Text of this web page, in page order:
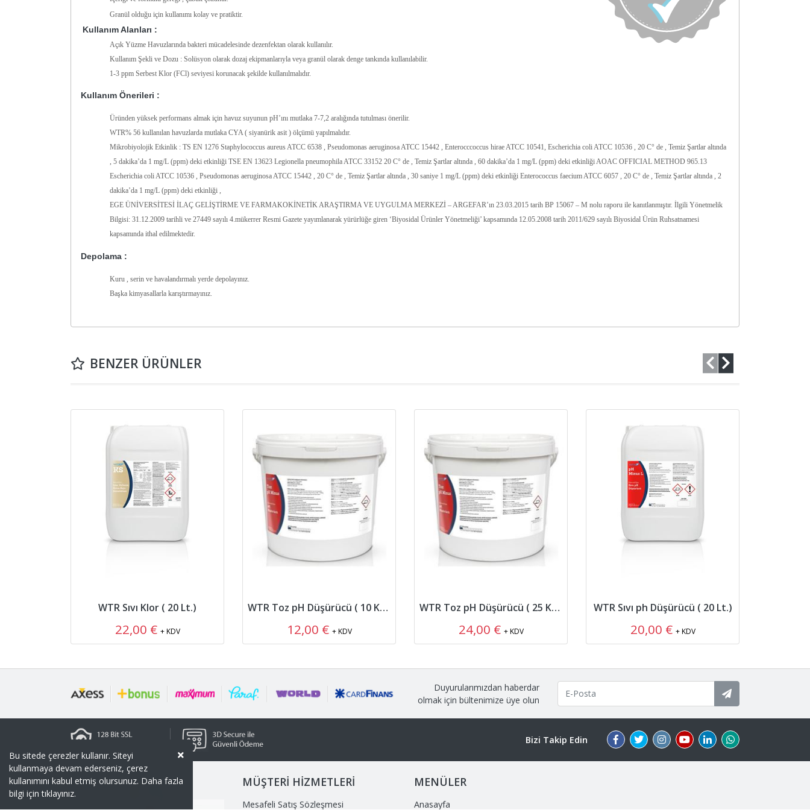
Granül olduğu için kullanımı kolay ve pratiktir.
Kullanım Alanları :
Açık Yüzme Havuzlarında bakteri mücadelesinde dezenfektan olarak kullanılır.
Kullanım Şekli ve Dozu : Solüsyon olarak dozaj ekipmanlarıyla veya granül olarak denge tankında kullanılabilir.
1-3 ppm Serbest Klor (FCl) seviyesi korunacak şekilde kullanılmalıdır.
Kullanım Önerileri :
Üründen yüksek performans almak için havuz suyunun pH’ını mutlaka 7-7,2 aralığında tutulması önerilir.
WTR% 56 kullanılan havuzlarda mutlaka CYA ( siyanürik asit ) ölçümü yapılmalıdır.
Mikrobiyolojik Etkinlik : TS EN 1276 Staphylococcus aureus ATCC 6538 , Pseudomonas aeruginosa ATCC 15442 , Enterocccoccus hirae ATCC 10541, Escherichia coli ATCC 10536 , 20 C° de , Temiz Şartlar altında
, 5 dakika’da 1 mg/L (ppm) deki etkinliği TSE EN 13623 Legionella pneumophila ATCC 33152 20 C° de , Temiz Şartlar altında , 60 dakika’da 1 mg/L (ppm) deki etkinliği AOAC OFFICIAL METHOD 965.13
Escherichia coli ATCC 10536 , Pseudomonas aeruginosa ATCC 15442 , 20 C° de , Temiz Şartlar altında , 30 saniye 1 mg/L (ppm) deki etkinliği Enterococcus faecium ATCC 6057 , 20 C° de , Temiz Şartlar altında , 2
dakika’da 1 mg/L (ppm) deki etkinliği ,
EGE ÜNİVERSİTESİ İLAÇ GELİŞTİRME VE FARMAKOKİNETİK ARAŞTIRMA VE UYGULMA MERKEZİ – ARGEFAR’ın 23.03.2015 tarih BP 15067 – M nolu raporu ile kanıtlanmıştır. İlgili Yönetmelik
Bilgisi: 31.12.2009 tarihli ve 27449 sayılı 4.mükerrer Resmi Gazete yayımlanarak yürürlüğe giren ‘Biyosidal Ürünler Yönetmeliği’ kapsamında 12.05.2008 tarih 2011/629 sayılı Biyosidal Ürün Ruhsatnamesi
kapsamında ithal edilmektedir.
Depolama :
Kuru , serin ve havalandırmalı yerde depolayınız.
Başka kimyasallarla karıştırmayınız.
BENZER ÜRÜNLER
WTR Sıvı Klor ( 20 Lt.)
22,00 € + KDV
WTR Toz pH Düşürücü ( 10 Kg. )
12,00 € + KDV
WTR Toz pH Düşürücü ( 25 Kg. )
24,00 € + KDV
WTR Sıvı ph Düşürücü ( 20 Lt.)
20,00 € + KDV
Duyurularımızdan haberdar
olmak için bültenimize üye olun
Bizi Takip Edin
MÜŞTERİ HİZMETLERİ
Mesafeli Satış Sözleşmesi
MENÜLER
Anasayfa
Bu sitede çerezler kullanır. Siteyi
kullanmaya devam ederseniz, çerez
kullanımını kabul etmiş olursunuz. Daha fazla
bilgi içintıklayınız.